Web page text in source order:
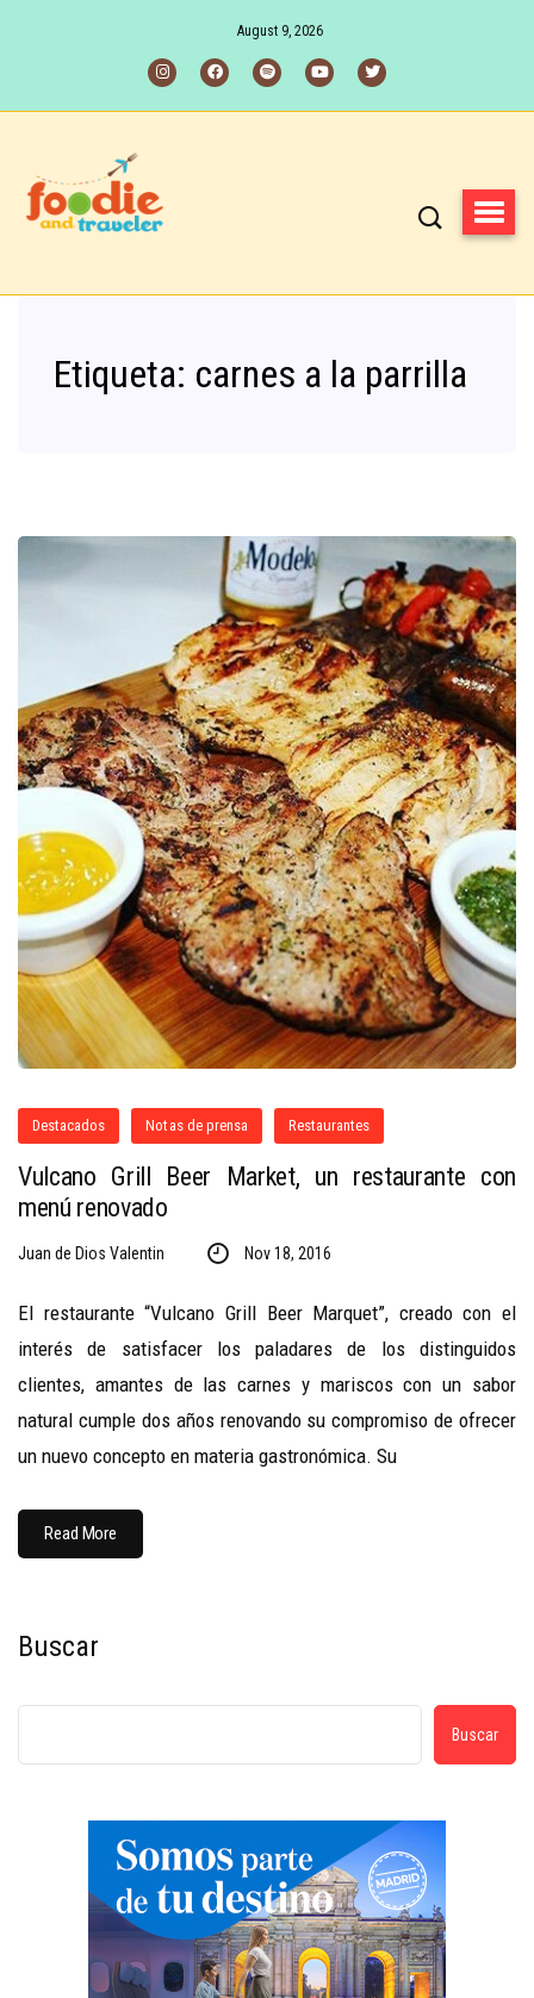
August 9, 2026
Etiqueta: carnes a la parrilla
Destacados Notas de prensa Restaurantes
Vulcano Grill Beer Market, un restaurante con
menú renovado
Juan de Dios Valentin Nov 18, 2016
El restaurante “Vulcano Grill Beer Marquet”, creado con el
interés de satisfacer los paladares de los distinguidos
clientes, amantes de las carnes y mariscos con un sabor
natural cumple dos años renovando su compromiso de ofrecer
un nuevo concepto en materia gastronómica. Su
Read More
Buscar
Buscar